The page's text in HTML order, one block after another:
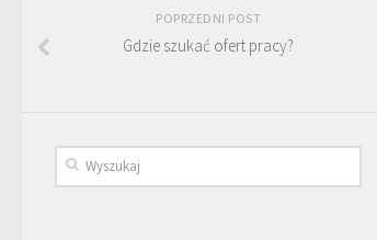
POPRZEDNI POST
Gdzie szukać ofert pracy?